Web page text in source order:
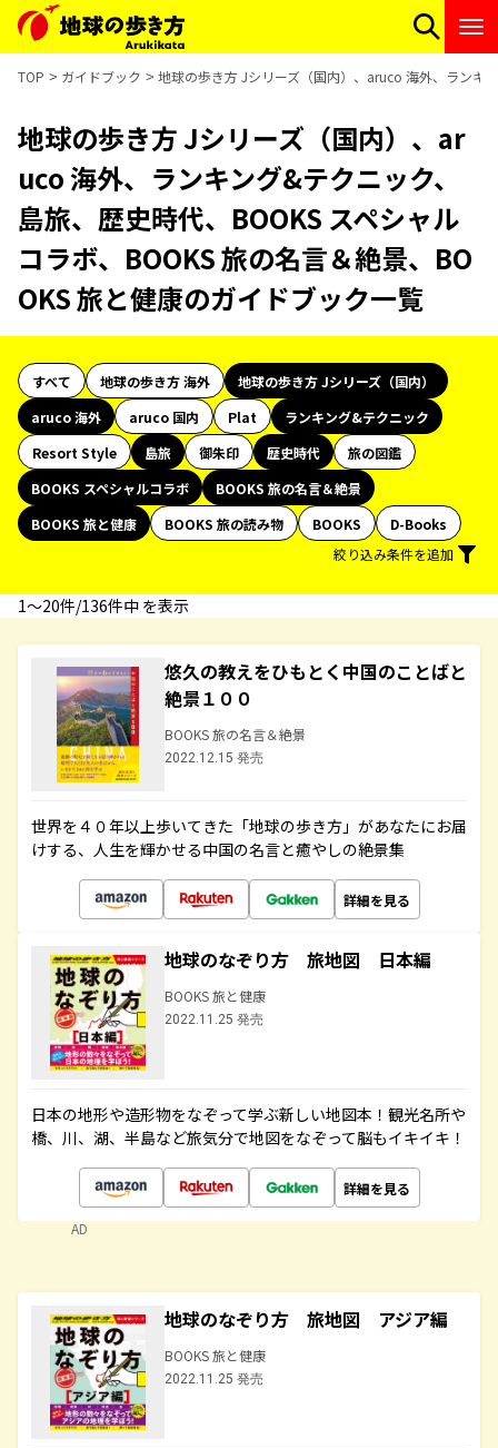
TOP ガイドブック 地球の歩き方 Jシリーズ（国内）、aruco 海外、ランキ
地球の歩き方 Jシリーズ（国内）、ar
uco 海外、ランキング&テクニック、
島旅、歴史時代、BOOKS スペシャル
コラボ、BOOKS 旅の名言＆絶景、BO
OKS 旅と健康のガイドブック一覧
すべて 地球の歩き方 海外
地球の歩き方 Jシリーズ（国内）
aruco 海外
aruco 国内 Plat
ランキング&テクニック
Resort Style
島旅 御朱印 歴史時代
旅の図鑑
BOOKS スペシャルコラボ
BOOKS 旅の名言＆絶景
BOOKS 旅と健康
BOOKS 旅の読み物 BOOKS
D-Books
絞り込み条件を追加
1〜20件/136件中 を表示
悠久の教えをひもとく中国のことばと
絶景１００
BOOKS 旅の名言＆絶景
2022.12.15 発売
世界を４０年以上歩いてきた「地球の歩き方」があなたにお届
けする、人生を輝かせる中国の名言と癒やしの絶景集
詳細を見る
地球のなぞり方 旅地図 日本編
BOOKS 旅と健康
2022.11.25 発売
日本の地形や造形物をなぞって学ぶ新しい地図本！観光名所や
橋、川、湖、半島など旅気分で地図をなぞって脳もイキイキ！
詳細を見る
AD
地球のなぞり方 旅地図 アジア編
BOOKS 旅と健康
2022.11.25 発売